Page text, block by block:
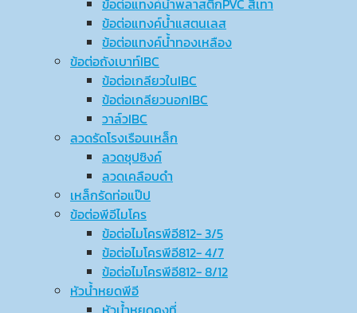
ข้อต่อแทงค์น้ำพลาสติกPVC สีเทา
ข้อต่อแทงค์น้ำแสตนเลส
ข้อต่อแทงค์น้ำทองเหลือง
ข้อต่อถังเบาท์IBC
ข้อต่อเกลียวในIBC
ข้อต่อเกลียวนอกIBC
วาล์วIBC
ลวดรัดโรงเรือนเหล็ก
ลวดชุปซิงค์
ลวดเคลือบดำ
เหล็กรัดท่อแป๊ป
ข้อต่อพีอีไมโคร
ข้อต่อไมโครพีอี812- 3/5
ข้อต่อไมโครพีอี812- 4/7
ข้อต่อไมโครพีอี812- 8/12
หัวน้ำหยดพีอี